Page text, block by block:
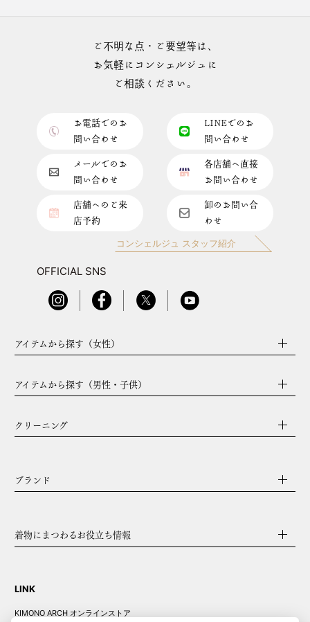
ご不明な点・ご要望等は、
お気軽にコンシェルジュに
ご相談ください。
お電話でのお
問い合わせ
LINEでのお
問い合わせ
メールでのお
問い合わせ
各店舗へ直接
お問い合わせ
店舗へのご来
店予約
卸のお問い合
わせ
コンシェルジュ スタッフ紹介
OFFICIAL SNS
アイテムから探す（女性）
アイテムから探す（男性・子供）
クリーニング
ブランド
着物にまつわるお役立ち情報
LINK
KIMONO ARCH オンラインストア